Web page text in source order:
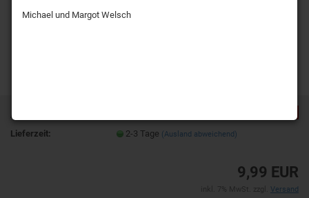
Michael und Margot Welsch
Art.Nr.:
Lieferzeit:
2-3 Tage (Ausland abweichend)
9,99 EUR
Versand